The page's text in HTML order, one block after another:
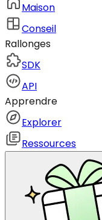
Maison
Conseil
Rallonges
SDK
API
Apprendre
Explorer
Ressources